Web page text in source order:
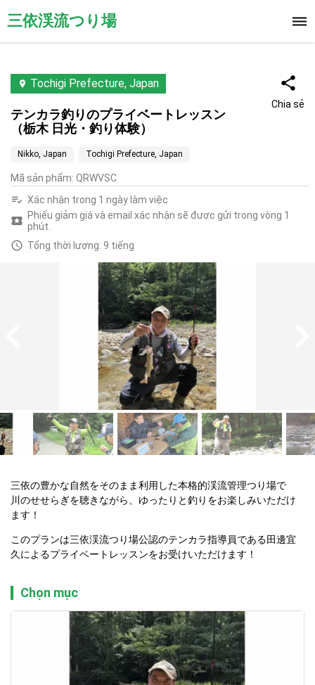
三依渓流つり場
Tochigi Prefecture, Japan
テンカラ釣りのプライベートレッスン
（栃木 日光・釣り体験）
Chia sẻ
Nikko, Japan Tochigi Prefecture, Japan
Mã sản phẩm: QRWVSC
Xác nhận trong 1 ngày làm việc
Phiếu giảm giá và email xác nhận sẽ được gửi trong vòng 1
phút.
Tổng thời lượng: 9 tiếng
三依の豊かな自然をそのまま利用した本格的渓流管理つり場で
川のせせらぎを聴きながら、ゆったりと釣りをお楽しみいただけ
ます！
このプランは三依渓流つり場公認のテンカラ指導員である田邊宜
久によるプライベートレッスンをお受けいただけます！
Chọn mục